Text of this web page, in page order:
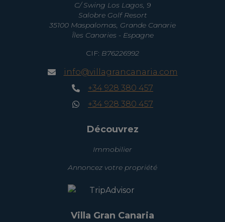
C/ Swing Los Lagos, 9
Salobre Golf Resort
35100 Maspalomas, Grande Canarie
Îles Canaries - Espagne
CIF: B76226992
info@villagrancanaria.com
+34 928 380 457
+34 928 380 457
Découvrez
Immobilier
Annoncez votre propriété
Villa Gran Canaria